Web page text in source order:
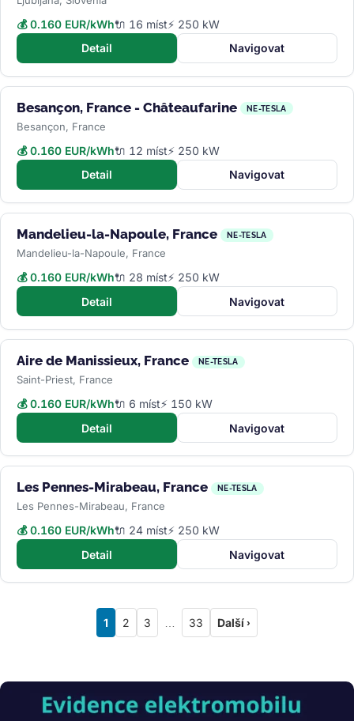
💰 0.160 EUR/kWh🔌 16 míst⚡ 250 kW
Detail
Navigovat
Besançon, France - Châteaufarine NE-TESLA
Besançon, France
💰 0.160 EUR/kWh🔌 12 míst⚡ 250 kW
Detail
Navigovat
Mandelieu-la-Napoule, France NE-TESLA
Mandelieu-la-Napoule, France
💰 0.160 EUR/kWh🔌 28 míst⚡ 250 kW
Detail
Navigovat
Aire de Manissieux, France NE-TESLA
Saint-Priest, France
💰 0.160 EUR/kWh🔌 6 míst⚡ 150 kW
Detail
Navigovat
Les Pennes-Mirabeau, France NE-TESLA
Les Pennes-Mirabeau, France
💰 0.160 EUR/kWh🔌 24 míst⚡ 250 kW
Detail
Navigovat
1 2 3 33 Další ›
Obrázek